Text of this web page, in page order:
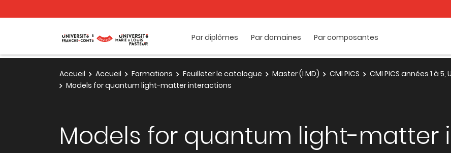
Par diplômes Par domaines Par composantes
Accueil Accueil Formations Feuilleter le catalogue Master (LMD) CMI PICS CMI PICS années 1 à 5,
Models for quantum light-matter interactions
Models for quantum light-matter